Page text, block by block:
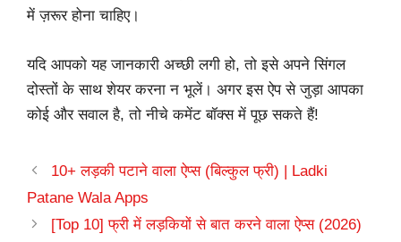
में ज़रूर होना चाहिए।
यदि आपको यह जानकारी अच्छी लगी हो, तो इसे अपने सिंगल
दोस्तों के साथ शेयर करना न भूलें। अगर इस ऐप से जुड़ा आपका
कोई और सवाल है, तो नीचे कमेंट बॉक्स में पूछ सकते हैं!
10+ लड़की पटाने वाला ऐप्स (बिल्कुल फ्री) | Ladki
Patane Wala Apps
[Top 10] फ्री में लड़कियों से बात करने वाला ऐप्स (2026)